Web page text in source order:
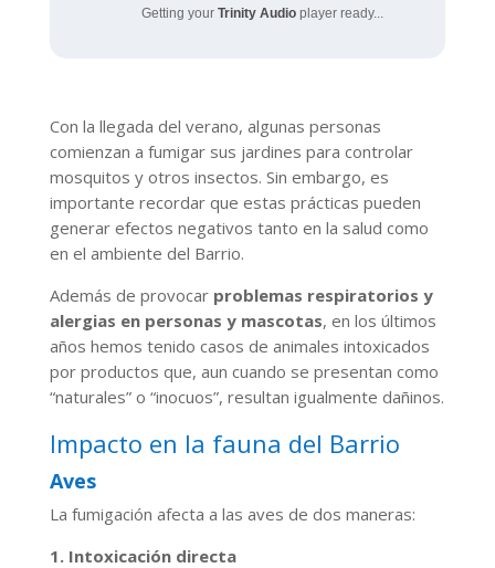
Getting your Trinity Audioplayer ready...
Con la llegada del verano, algunas personas
comienzan a fumigar sus jardines para controlar
mosquitos y otros insectos. Sin embargo, es
importante recordar que estas prácticas pueden
generar efectos negativos tanto en la salud como
en el ambiente del Barrio.
Además de provocar problemas respiratorios y
alergias en personas y mascotas, en los últimos
años hemos tenido casos de animales intoxicados
por productos que, aun cuando se presentan como
“naturales” o “inocuos”, resultan igualmente dañinos.
Impacto en la fauna del Barrio
Aves
La fumigación afecta a las aves de dos maneras:
1. Intoxicación directa